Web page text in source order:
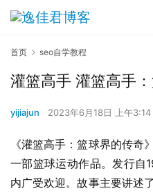
首页 seo自学教程
灌篮高手 灌篮高手
yijiajun 2023年6月18日 上午3:14
《灌篮高手：篮球界的传奇
一部篮球运动作品。发行自
内广受欢迎。故事主要讲述